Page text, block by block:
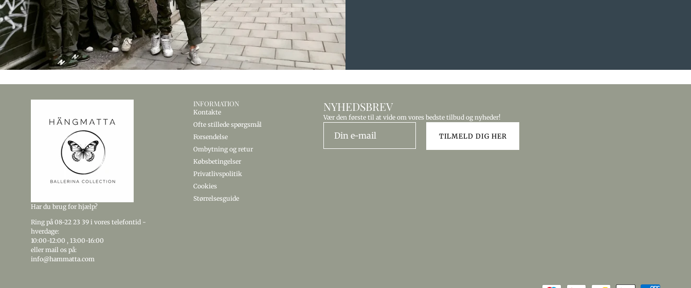
Har du brug for hjælp?
Ring på 08-22 23 39 i vores telefontid -
hverdage:
10:00-12:00 , 13:00-16:00
eller mail os på:
info@hammatta.com
INFORMATION
Kontakte
Ofte stillede spørgsmål
Forsendelse
Ombytning og retur
Købsbetingelser
Privatlivspolitik
Cookies
Størrelsesguide
NYHEDSBREV
Vær den første til at vide om vores bedste tilbud og nyheder!
TILMELD DIG HER